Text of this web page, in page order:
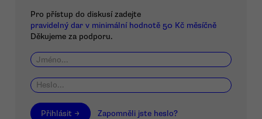
Pro přístup do diskusí zadejte
pravidelný dar v minimální hodnotě 50 Kč měsíčně
Děkujeme za podporu.
Přihlásit → Zapomněli jste heslo?